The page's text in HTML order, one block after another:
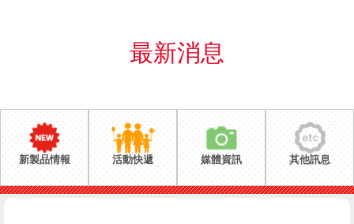
最新消息
新製品情報 活動快遞 媒體資訊 其他訊息